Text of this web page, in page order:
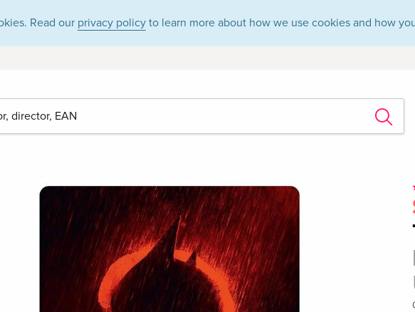
Read our privacy policy to learn more about how we use cookies and how